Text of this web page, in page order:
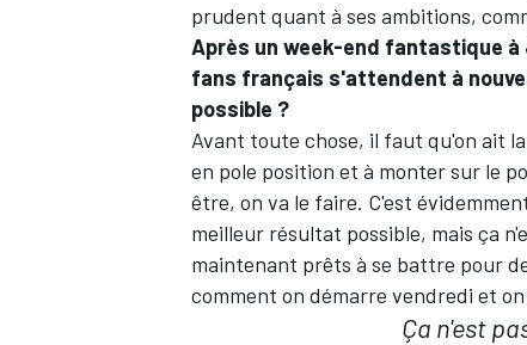
prudent quant à ses ambitions,
Après un week-end fantastique à
fans français s'attendent à
possible ?
Avant toute chose, il faut qu'on ait
en pole position et à monter sur le
être, on va le faire. C'est
meilleur résultat possible, mais ça
maintenant prêts à se battre pour
comment on démarre vendredi et
Ça n'est